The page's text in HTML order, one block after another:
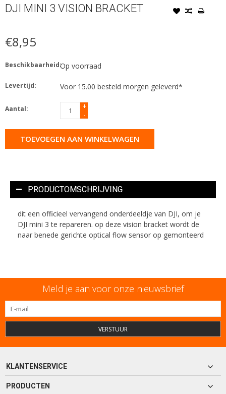
DJI MINI 3 VISION BRACKET
€8,95
Beschikbaarheid:Op voorraad
Levertijd: Voor 15.00 besteld morgen geleverd*
Aantal:
+
-
TOEVOEGEN AAN WINKELWAGEN
PRODUCTOMSCHRIJVING
dit een officieel vervangend onderdeeldje van DJI, om je
DJI mini 3 te repareren. op deze vision bracket wordt de
naar benede gerichte optical flow sensor op gemonteerd
Meld je aan voor onze nieuwsbrief
VERSTUUR
KLANTENSERVICE
PRODUCTEN